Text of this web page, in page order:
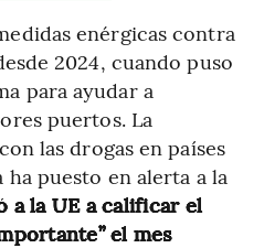
enérgicas contra
2024, cuando puso
para ayudar a
puertos. La
las drogas en países
puesto en alerta a la
a la UE a calificar el
el mes